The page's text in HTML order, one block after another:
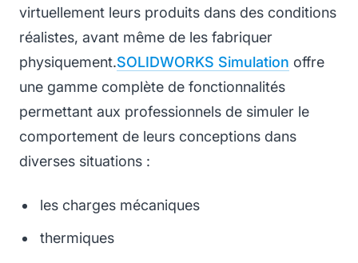
virtuellement leurs produits dans des conditions
réalistes, avant même de les fabriquer
physiquement.SOLIDWORKS Simulation offre
une gamme complète de fonctionnalités
permettant aux professionnels de simuler le
comportement de leurs conceptions dans
diverses situations :
les charges mécaniques
thermiques